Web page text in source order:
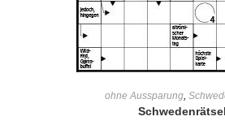
ohne Aussparung,
Schwedenrätsel